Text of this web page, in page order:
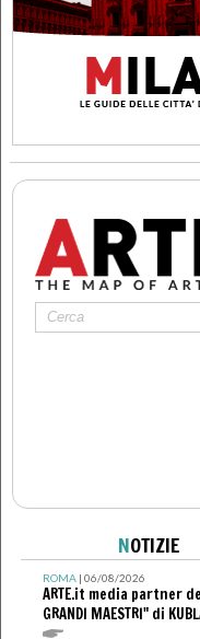
NOTIZIE
ROMA| 06/08/2026
ARTE.it media partner
GRANDI MAESTRI" di